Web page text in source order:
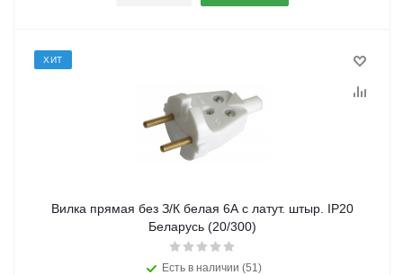
ХИТ
Вилка прямая без З/К белая 6А с латут. штыр. IP20
Беларусь (20/300)
Есть в наличии (51)